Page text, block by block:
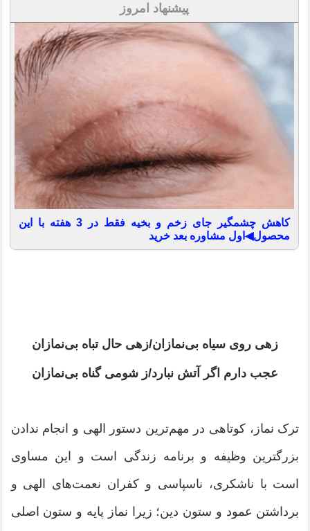
پیشنهاد امروز
کاهش چشمگیر جای زخم و بخیه فقط در 3 هفته با این
محصول◀اول مشاوره بعد خرید
زهی روی سیاه بی‏‌نمازان/زهی حال تباه بی‌‏نمازان‏
عجب دارم اگر آتش نبارد/ز شومی گناه بی‏‌نمازان‏
ترک نماز، کوتاهی در مهم‏‌ترین دستور الهی و انجام ندادن
بزرگ‏ترین وظیفه و برنامه زندگی است و این مساوی
است با ناشکری، ناسپاسی و کفران نعمت‏‌های الهی و
برداشتن عمود و ستون دین؛ زیرا نماز پایه و ستون اصلی